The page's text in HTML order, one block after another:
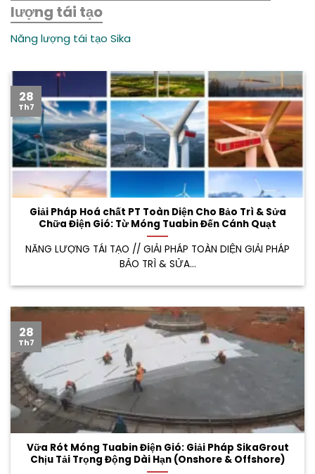
lượng tái tạo
Năng lượng tái tạo Sika
Giải Pháp Hoá chất PT Toàn Diện Cho Bảo Trì & Sửa
Chữa Điện Gió: Từ Móng Tuabin Đến Cánh Quạt
NĂNG LƯỢNG TÁI TẠO // GIẢI PHÁP TOÀN DIỆN GIẢI PHÁP
BẢO TRÌ & SỬA...
28
Th7
Vữa Rót Móng Tuabin Điện Gió: Giải Pháp SikaGrout
Chịu Tải Trọng Động Dài Hạn (Onshore & Offshore)
28
Th7